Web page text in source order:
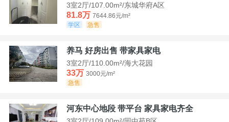
3室2厅/107.00m²/东城华府A区
81.8万 7644.86元/m²
学区
急售
养马 好房出售 带家具家电
3室2厅/110.00m²/海大花园
33万 3000元/m²
急售
河东中心地段 带平台 家具家电齐全